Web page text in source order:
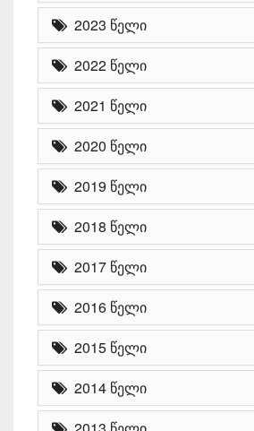
2023 წელი
2022 წელი
2021 წელი
2020 წელი
2019 წელი
2018 წელი
2017 წელი
2016 წელი
2015 წელი
2014 წელი